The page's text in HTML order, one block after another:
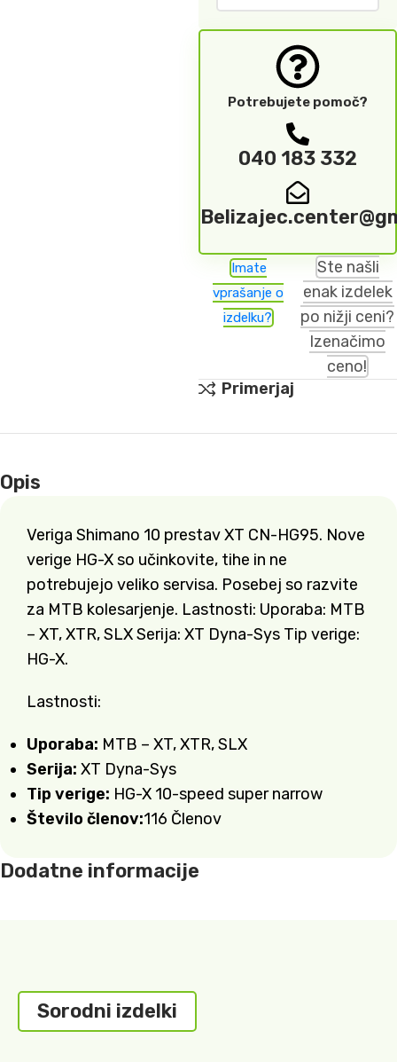
Potrebujete pomoč?
040 183 332
Imate
vprašanje o
izdelku?
Ste našli
enak izdelek
po nižji ceni?
Izenačimo
ceno!
Primerjaj
Opis
Veriga Shimano 10 prestav XT CN-HG95. Nove
verige HG-X so učinkovite, tihe in ne
potrebujejo veliko servisa. Posebej so razvite
za MTB kolesarjenje. Lastnosti: Uporaba: MTB
– XT, XTR, SLX Serija: XT Dyna-Sys Tip verige:
HG-X.
Lastnosti:
Uporaba: MTB – XT, XTR, SLX
Serija: XT Dyna-Sys
Tip verige: HG-X 10-speed super narrow
Število členov:116 Členov
Dodatne informacije
Sorodni izdelki